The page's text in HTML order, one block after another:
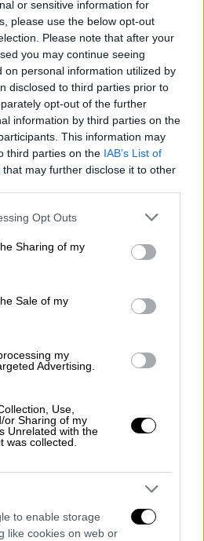
or sensitive information for
please use the below opt-out
Please note that after your
you may continue seeing
on personal information utilized by
disclosed to third parties prior to
opt-out of the further
information by third parties on the
This information may
third parties on the IAB’s List of
that may further disclose it to other
app uses one or more Google
behaviour. You may click to
and its third-party tags to
purposes in below Google
Opt Outs
Sharing of my
Sale of my
my
Advertising.
Use,
or Sharing of my
Unrelated with the
was collected.
to enable storage
like cookies on web or
περίγυρος
σημασίας στην
«ωστόσο, σύμφωνα
πάντα ελπίδα. Η
είναι ιδιαίτερα
την υπέρβαση των
λόγω καταγωγής. Όταν
περιβάλλον που δεν
σου. Υπάρχει
κάνεις κατ' αυτόν τον
Για παράδειγμα
και αφετέρου οι
δημιουργούν
του
εξομολογείται πως
τ' όνομά μου. Σε εσένα
μου,
Aglaia. Μου το 'βγαλε ο
γιατί τα
σήμερα γνωρίζει